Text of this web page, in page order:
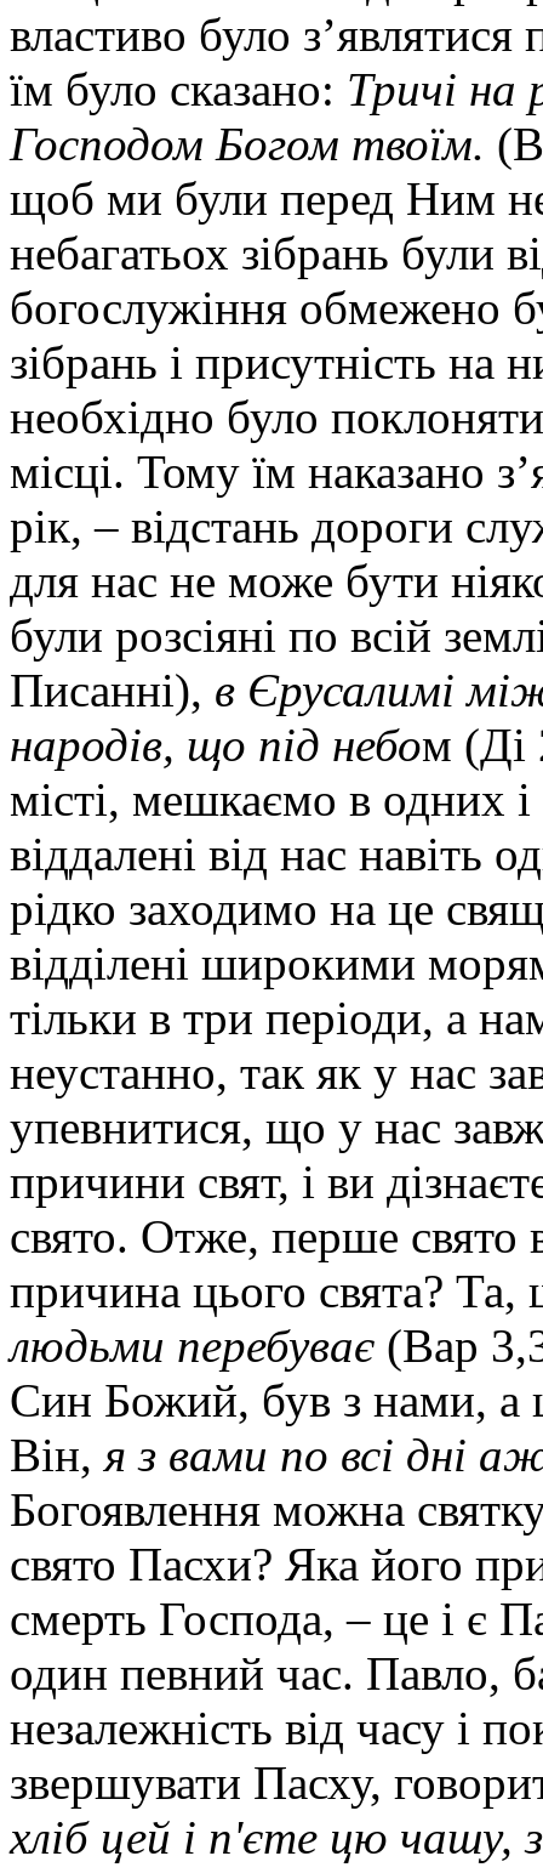
властиво було з’являтися
їм було сказано: Тричі на
Господом Богом твоїм.
щоб ми були перед Ним
небагатьох зібрань були
богослужіння обмежено
зібрань і присутність
необхідно було
місці. Тому їм наказано
рік, – відстань дороги
для нас не може бути
були розсіяні по всій
Писанні), в Єрусалимі
народів, що під небом (Ді
місті, мешкаємо в одних
віддалені від нас навіть
рідко заходимо на це
відділені широкими
тільки в три періоди, а
неустанно, так як у нас
упевнитися, що у нас
причини свят, і ви
свято. Отже, перше свято
причина цього свята?
людьми перебуває (Вар
Син Божий, був з нами, а
Він, я з вами по всі дні
Богоявлення можна
свято Пасхи? Яка його
смерть Господа, – це і є
один певний час. Павло,
незалежність від часу і
звершувати Пасху,
хліб цей і п'єте цю